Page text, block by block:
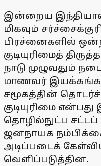
இன்றைய
மிகவும்
பிரச்னைகளில்
குடியுரிமைத்
நாடு முழுவதும்
மாணவர் இயக்கங்கள்
சமூகத்தின்
குடியுரிமை
தொழில்நுட்ப
ஜனநாயக
அடிப்படைக்
வெளிப்படுத்தின.